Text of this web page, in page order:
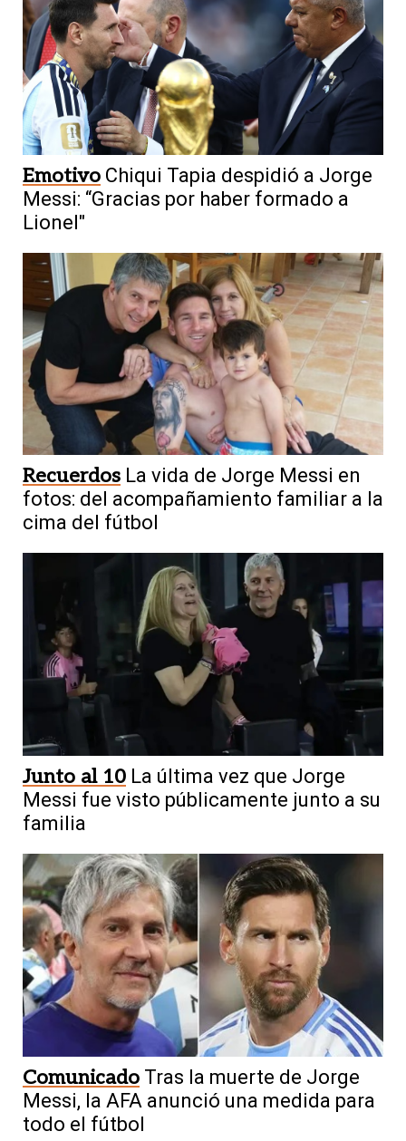
Emotivo Chiqui Tapia despidió a Jorge
Messi: “Gracias por haber formado a
Lionel"
Recuerdos La vida de Jorge Messi en
fotos: del acompañamiento familiar a la
cima del fútbol
Junto al 10 La última vez que Jorge
Messi fue visto públicamente junto a su
familia
Comunicado Tras la muerte de Jorge
Messi, la AFA anunció una medida para
todo el fútbol